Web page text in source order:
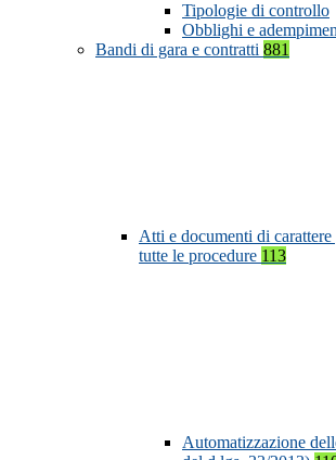
Tipologie di controllo
Obblighi e
Bandi di gara e contratti 881
Atti e documenti di
tutte le procedure 113
Automatizzazione